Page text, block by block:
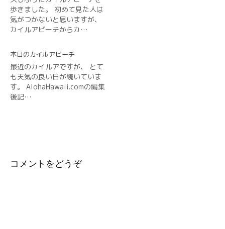
歩きました。 初めて見た人は
気がつかないと思いますが、
カイルアビーチからカ…
本日のカイルアビーチ
最近のカイルアですが、 とて
も天気の良い日が続いていま
す。 AlohaHawaii.comの編集
後記…
コメントをどうぞ